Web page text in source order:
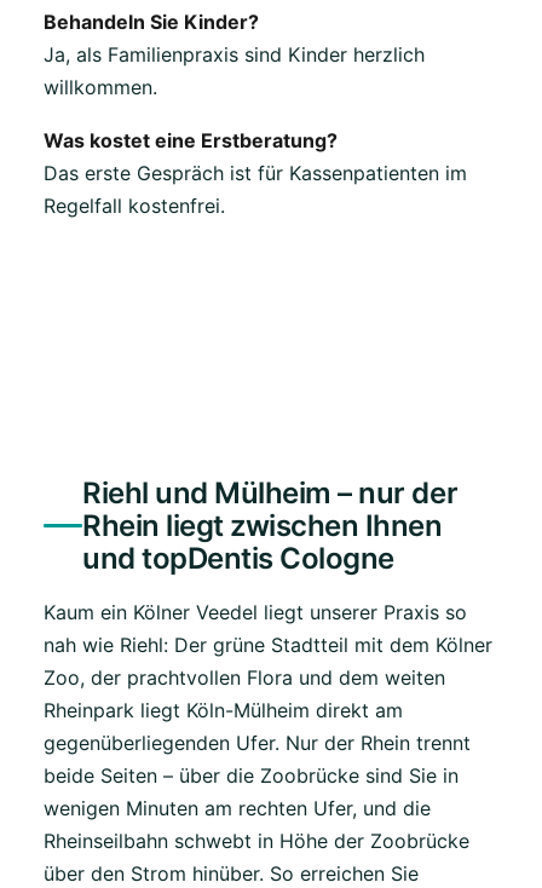
Behandeln Sie Kinder?
Ja, als Familienpraxis sind Kinder herzlich
willkommen.
Was kostet eine Erstberatung?
Das erste Gespräch ist für Kassenpatienten im
Regelfall kostenfrei.
Riehl und Mülheim – nur der
Rhein liegt zwischen Ihnen
und topDentis Cologne
Kaum ein Kölner Veedel liegt unserer Praxis so
nah wie Riehl: Der grüne Stadtteil mit dem Kölner
Zoo, der prachtvollen Flora und dem weiten
Rheinpark liegt Köln-Mülheim direkt am
gegenüberliegenden Ufer. Nur der Rhein trennt
beide Seiten – über die Zoobrücke sind Sie in
wenigen Minuten am rechten Ufer, und die
Rheinseilbahn schwebt in Höhe der Zoobrücke
über den Strom hinüber. So erreichen Sie